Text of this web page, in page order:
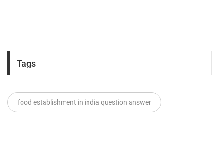
Tags
food establishment in india question answer